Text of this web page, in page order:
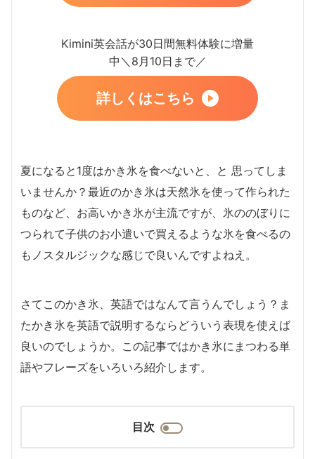
Kimini英会話が30日間無料体験に増量
中＼8月10日まで／
詳しくはこちら
夏になると1度はかき氷を食べないと、と 思ってしま
いませんか？最近のかき氷は天然氷を使って作られた
ものなど、お高いかき氷が主流ですが、氷ののぼりに
つられて子供のお小遣いで買えるような氷を食べるの
もノスタルジックな感じで良いんですよねえ。
さてこのかき氷、英語ではなんて言うんでしょう？ま
たかき氷を英語で説明するならどういう表現を使えば
良いのでしょうか。この記事ではかき氷にまつわる単
語やフレーズをいろいろ紹介します。
目次